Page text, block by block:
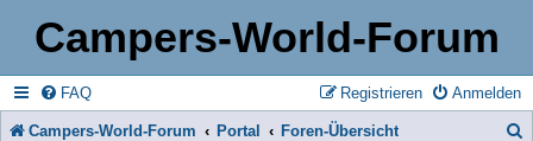
Campers-World-Forum
FAQ Anmelden
Registrieren
Campers-World-Forum Portal Foren-Übersicht